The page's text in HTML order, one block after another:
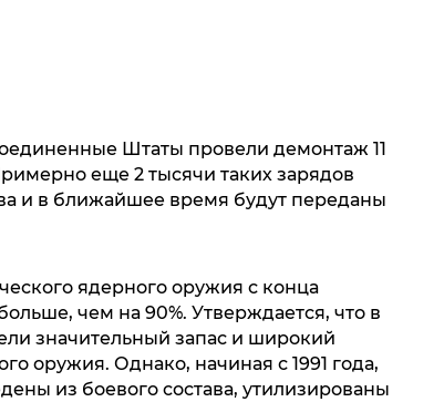
Штаты провели демонтаж 11
еще 2 тысячи таких зарядов
и в ближайшее время будут переданы
ядерного оружия с конца
чем на 90%. Утверждается, что в
значительный запас и широкий
оружия. Однако, начиная с 1991 года,
из боевого состава, утилизированы